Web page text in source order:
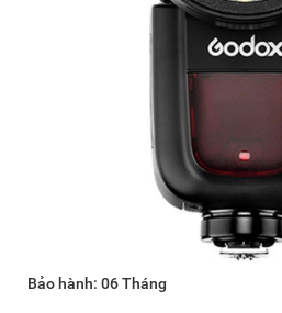
Bảo hành: 06 Tháng